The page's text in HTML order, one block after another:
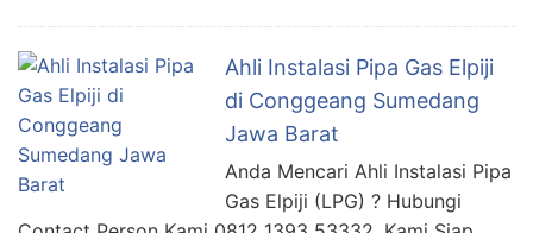
Ahli Instalasi Pipa Gas Elpiji
di Conggeang Sumedang
Jawa Barat
Anda Mencari Ahli Instalasi Pipa
Gas Elpiji (LPG) ? Hubungi